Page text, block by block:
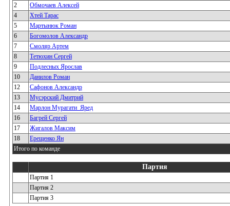
2
Обмочаев Алексей
4
Хтей Тарас
5
Мартынюк Роман
6
Богомолов Александр
7
Смоляр Артем
8
Тетюхин Сергей
9
Подлесных Ярослав
10
Данилов Роман
12
Сафонов Александр
13
Мусэрский Дмитрий
14
Марлон Мурагати_Яред
16
Багрей Сергей
17
Жигалов Максим
18
Ерещенко Ян
Итого по команде
Партия
Партия 1
Партия 2
Партия 3